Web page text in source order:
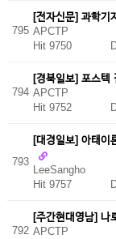
795
[전자신문] 과학기
APCTP
Hit 9750
794
[경북일보] 포스텍
APCTP
Hit 9752
793
[대경일보] 아태이
LeeSangho
Hit 9757
792
[주간현대영남] 나
APCTP